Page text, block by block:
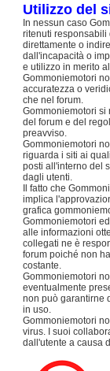
Utilizzo del
In nessun caso
ritenuti responsabili
direttamente o
dall'incapacità o
e utilizzo in merito
Gommoniemotori
accuratezza o
che nel forum.
Gommoniemotori si
del forum e del
preavviso.
Gommoniemotori
riguarda i siti ai
posti all'interno del
dagli utenti.
Il fatto che
implica
grafica
Gommoniemotori
alle informazioni
collegati ne è
forum poiché non
costante.
Gommoniemotori
eventualmente
non può garantirne
in uso.
Gommoniemotori
virus. I suoi
dall'utente a causa